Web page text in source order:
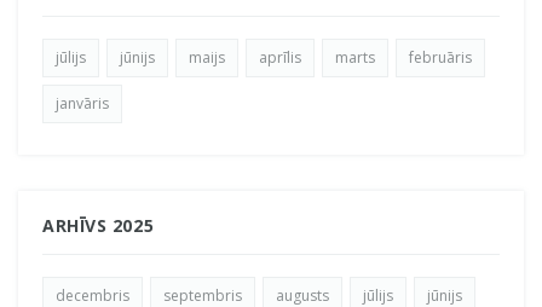
jūlijs jūnijs maijs aprīlis marts februāris
janvāris
ARHĪVS 2025
decembris septembris augusts jūlijs jūnijs